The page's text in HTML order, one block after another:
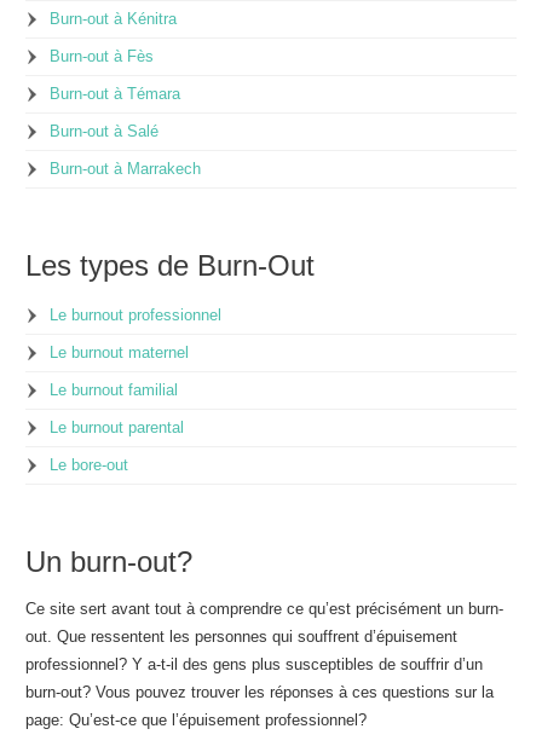
Burn-out à Kénitra
Burn-out à Fès
Burn-out à Témara
Burn-out à Salé
Burn-out à Marrakech
Les types de Burn-Out
Le burnout professionnel
Le burnout maternel
Le burnout familial
Le burnout parental
Le bore-out
Un burn-out?
Ce site sert avant tout à comprendre ce qu’est précisément un burn-
out. Que ressentent les personnes qui souffrent d’épuisement
professionnel? Y a-t-il des gens plus susceptibles de souffrir d’un
burn-out? Vous pouvez trouver les réponses à ces questions sur la
page: Qu’est-ce que l’épuisement professionnel?